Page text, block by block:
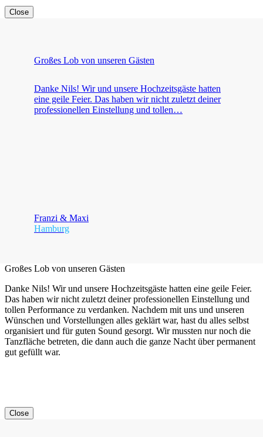
Close
Großes Lob von unseren Gästen
Danke Nils! Wir und unsere Hochzeitsgäste hatten
eine geile Feier. Das haben wir nicht zuletzt deiner
professionellen Einstellung und tollen…
Franzi & Maxi
Hamburg
Großes Lob von unseren Gästen
Danke Nils! Wir und unsere Hochzeitsgäste hatten eine geile Feier.
Das haben wir nicht zuletzt deiner professionellen Einstellung und
tollen Performance zu verdanken. Nachdem mit uns und unseren
Wünschen und Vorstellungen alles geklärt war, hast du alles selbst
organisiert und für guten Sound gesorgt. Wir mussten nur noch die
Tanzfläche betreten, die dann auch die ganze Nacht über permanent
gut gefüllt war.
Close